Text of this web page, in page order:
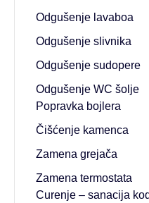
Odgušenje lavaboa
Odgušenje slivnika
Odgušenje sudopere
Odgušenje WC šolje
Popravka bojlera
Čišćenje kamenca
Zamena grejača
Zamena termostata
Curenje – sanacija